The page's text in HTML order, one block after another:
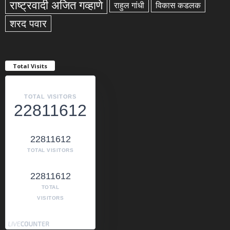
राष्ट्रवादी अजित गव्हाणे राहुल गांधी विकास कडलक
शरद पवार
Total Visits
TOTAL VISITORS
22811612
22811612
TOTAL VISITORS
22811612
TOTAL
VISITORS